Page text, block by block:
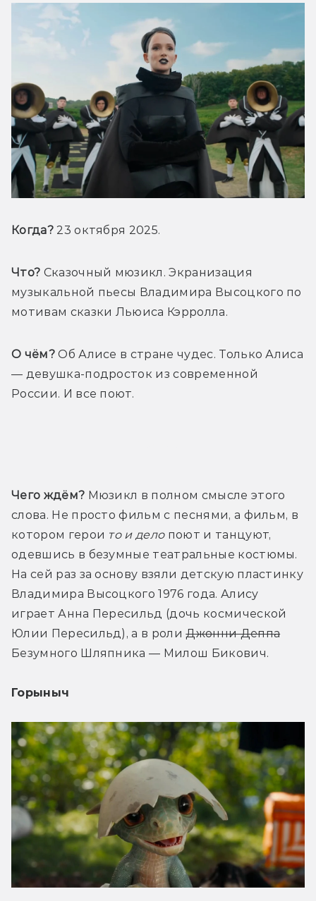
Когда? 23 октября 2025.
Что? Сказочный мюзикл. Экранизация
музыкальной пьесы Владимира Высоцкого по
мотивам сказки Льюиса Кэрролла.
О чём? Об Алисе в стране чудес. Только Алиса
— девушка-подросток из современной
России. И все поют.
Чего ждём? Мюзикл в полном смысле этого
слова. Не просто фильм с песнями, а фильм, в
котором герои то и дело поют и танцуют,
одевшись в безумные театральные костюмы.
На сей раз за основу взяли детскую пластинку
Владимира Высоцкого 1976 года. Алису
играет Анна Пересильд (дочь космической
Юлии Пересильд), а в роли Джонни Деппа
Безумного Шляпника — Милош Бикович.
Горыныч